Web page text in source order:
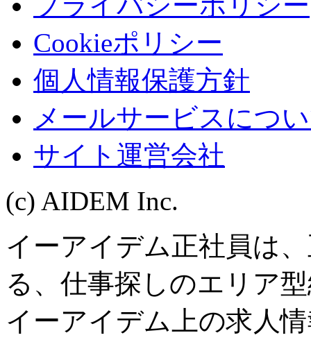
Cookieポリシー
個人情報保護方針
メールサービスにつ
サイト運営会社
(c) AIDEM Inc.
イーアイデム正社員は
る、仕事探しのエリア
イーアイデム上の求人